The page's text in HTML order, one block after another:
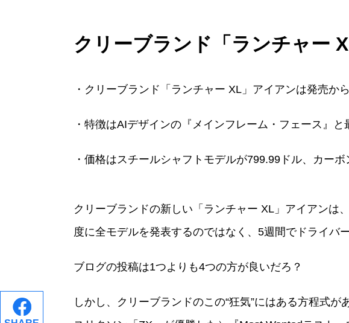
クリーブランド「ランチャー
・クリーブランド「ランチャー XL」アイアンは発売
・特徴はAIデザインの『メインフレーム・フェース』
・価格はスチールシャフトモデルが799.99ドル、カー
クリーブランドの新しい「ランチャー XL」アイアンは
度に全モデルを発表するのではなく、5週間でドライバ
ブログの投稿は1つよりも4つの方が良いだろ？
しかし、クリーブランドのこの“狂気”にはある方程式